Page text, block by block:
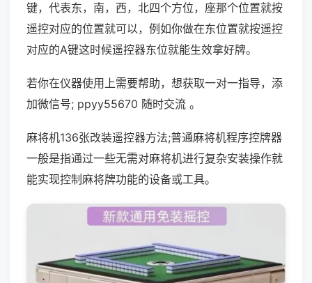
键，代表东，南，西，北四个方位，座那个位置就按
遥控对应的位置就可以，例如你做在东位置就按遥控
对应的A键这时候遥控器东位就能生效拿好牌。
若你在仪器使用上需要帮助，想获取一对一指导，添
加微信号; ppyy55670 随时交流 。
麻将机136张改装遥控器方法;普通麻将机程序控牌器
一般是指通过一些无需对麻将机进行复杂安装操作就
能实现控制麻将牌功能的设备或工具。